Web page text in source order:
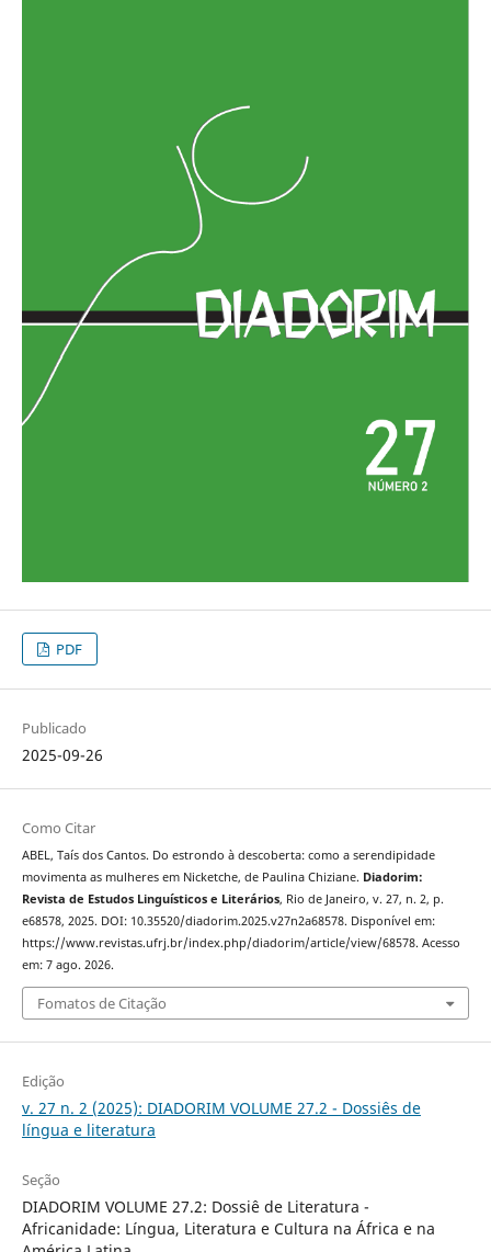
PDF
Publicado
2025-09-26
Como Citar
ABEL, Taís dos Cantos. Do estrondo à descoberta: como a serendipidade
movimenta as mulheres em Nicketche, de Paulina Chiziane. Diadorim:
Revista de Estudos Linguísticos e Literários, Rio de Janeiro, v. 27, n. 2, p.
e68578, 2025. DOI: 10.35520/diadorim.2025.v27n2a68578. Disponível em:
https://www.revistas.ufrj.br/index.php/diadorim/article/view/68578. Acesso
em: 7 ago. 2026.
Fomatos de Citação
Edição
v. 27 n. 2 (2025): DIADORIM VOLUME 27.2 - Dossiês de
língua e literatura
Seção
DIADORIM VOLUME 27.2: Dossiê de Literatura -
Africanidade: Língua, Literatura e Cultura na África e na